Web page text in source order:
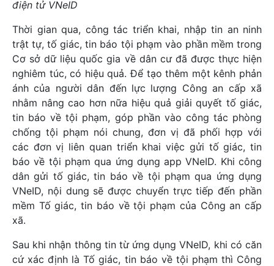
điện tử VNeID
Thời gian qua, công tác triển khai, nhập tin an ninh
trật tự, tố giác, tin báo tội phạm vào phần mềm trong
Cơ sở dữ liệu quốc gia về dân cư đã được thực hiện
nghiêm túc, có hiệu quả. Để tạo thêm một kênh phản
ánh của người dân đến lực lượng Công an cấp xã
nhằm nâng cao hơn nữa hiệu quả giải quyết tố giác,
tin báo về tội phạm, góp phần vào công tác phòng
chống tội phạm nói chung, đơn vị đã phối hợp với
các đơn vị liên quan triển khai việc gửi tố giác, tin
báo về tội phạm qua ứng dụng app VNeID. Khi công
dân gửi tố giác, tin báo về tội phạm qua ứng dụng
VNeID, nội dung sẽ được chuyển trực tiếp đến phần
mềm Tố giác, tin báo về tội phạm của Công an cấp
xã.
Sau khi nhận thông tin từ ứng dụng VNeID, khi có căn
cứ xác định là Tố giác, tin báo về tội phạm thì Công